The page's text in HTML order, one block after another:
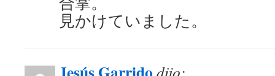
見かけていました。
dijo: